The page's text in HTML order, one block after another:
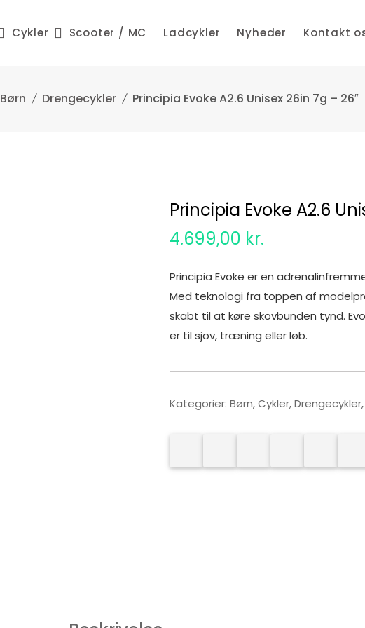
Cykler Scooter / MC Ladcykler Nyheder Kontakt
Børn Drengecykler Principia Evoke A2.6 Unisex 26in 7g – 26″
Principia Evoke A2.6
4.699,00 kr.
Principia Evoke er en
Med teknologi fra toppen af
skabt til at køre skovbunden tynd.
er til sjov, træning eller løb.
Kategorier: Børn,Cykler,Drengecykler,